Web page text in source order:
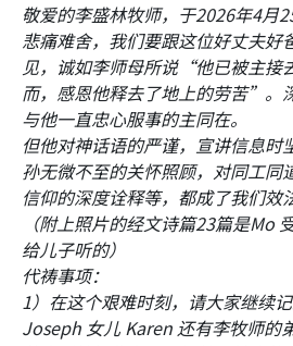
敬爱的李盛林牧师，于2026年4月
悲痛难舍，我们要跟这位好丈夫好
见，诚如李师母所说“他已被主接
而，感恩他释去了地上的劳苦”。
与他一直忠心服事的主同在。
但他对神话语的严谨，宣讲信息时
孙无微不至的关怀照顾，对同工同
信仰的深度诠释等，都成了我们效
（附上照片的经文诗篇23篇是Mo
给儿子听的）
代祷事项：
1）在这个艰难时刻，请大家继续
Joseph 女儿 Karen 还有李牧师的